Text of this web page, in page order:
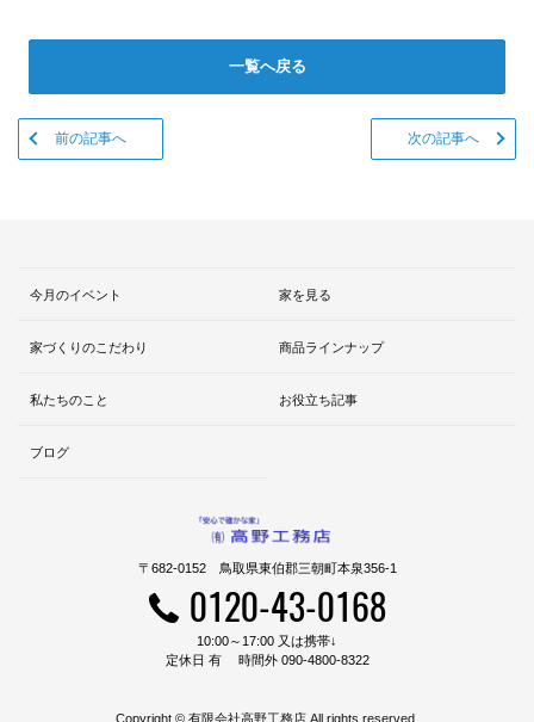
一覧へ戻る
前の記事へ 次の記事へ
今月のイベント 家を見る
家づくりのこだわり 商品ラインナップ
私たちのこと お役立ち記事
ブログ
〒682-0152 鳥取県東伯郡三朝町本泉356-1
0120-43-0168
10:00～17:00 又は携帯↓
定休日 有 時間外 090-4800-8322
Copyright © 有限会社高野工務店 All rights reserved.